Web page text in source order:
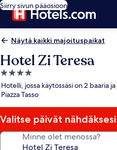
Siirry sivun pääosioon
Näytä kaikki majoituspaikat
Hotel Zi Teresa
4.0
tähden
majoituspaikka
Hotelli, jossa käytössäsi on 2 baaria
Piazza Tasso
Valitse päivät
Minne olet menossa?